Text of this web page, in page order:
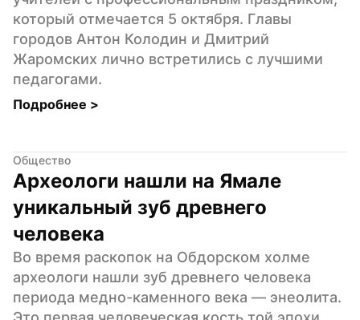
который отмечается 5 октября. Главы
городов Антон Колодин и Дмитрий
Жаромских лично встретились с лучшими
педагогами.
Подробнее >
Общество
Археологи нашли на Ямале
уникальный зуб древнего
человека
Во время раскопок на Обдорском холме
археологи нашли зуб древнего человека
периода медно-каменного века — энеолита.